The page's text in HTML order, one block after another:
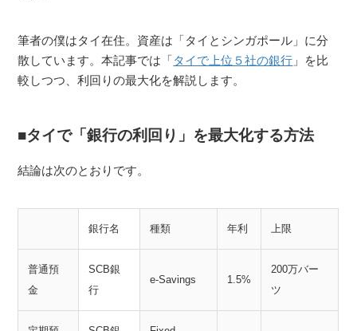
筆者の僕はタイ在住。資産は「タイとシンガポール」に分
散しています。本記事では「タイで上位５社の銀行 」を比
較しつつ、利回りの最大化を解説します。
タイで「銀行の利回り」を最大化する方法
結論は次のとおりです。
銀行名 種類 年利 上限
普通預
金
SCB銀
行
e-Savings 1.5%
200万バー
ツ